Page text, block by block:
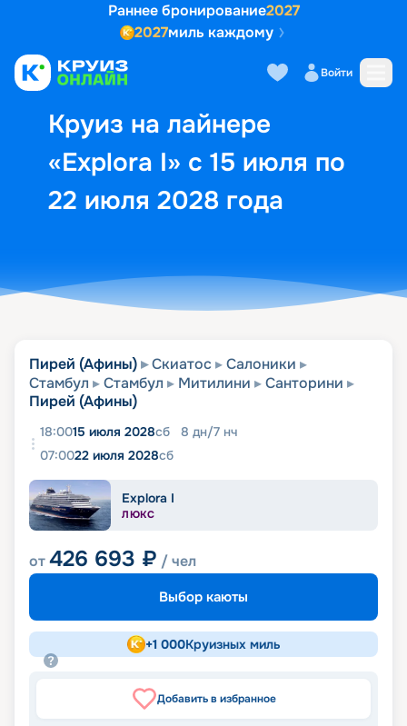
Раннее бронирование2027
2027миль каждому
Войти
Круиз на лайнере
«Explora I» с 15 июля по
22 июля 2028 года
Выбор кают Маршрут и
Пирей (Афины) Скиатос
Салоники
Стамбул
Стамбул Митилини
Санторини
Пирей (Афины)
18:0015 июля 2028сб 8 дн/7 нч
07:0022 июля 2028сб
Explora I
ЛЮКС
от426 693 ₽ / чел
Выбор каюты
+1 000Круизных миль
Добавить в избранное